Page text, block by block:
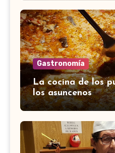
Gastronomía
La cocina de los
los asuncenos